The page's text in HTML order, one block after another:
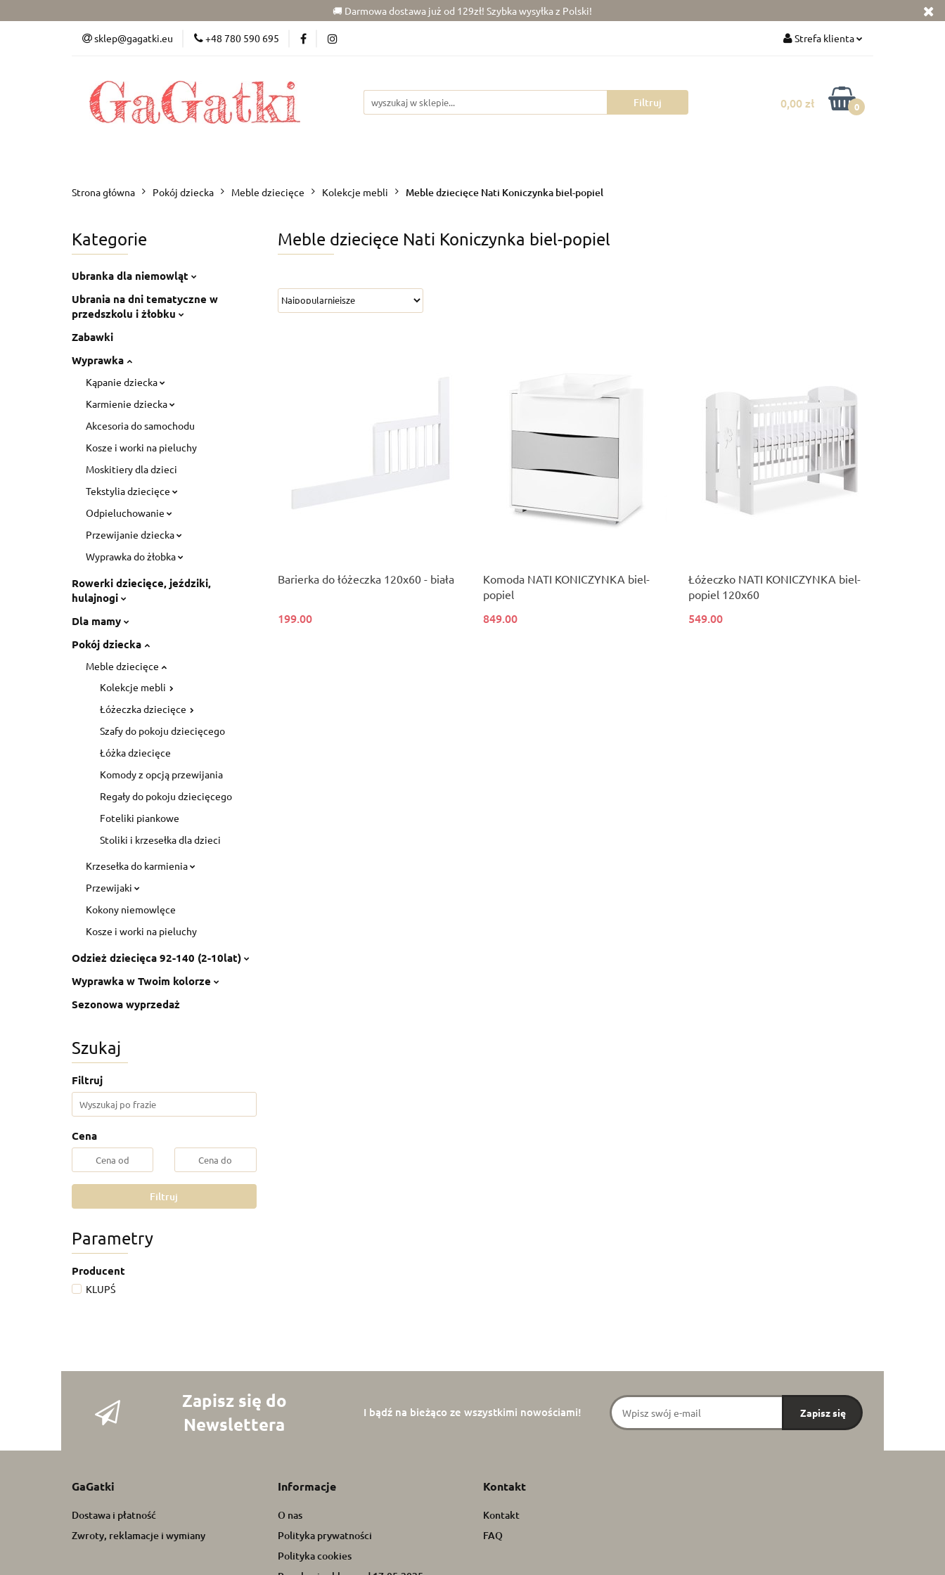
🚚 Darmowa dostawa już od 129zł! Szybka wysyłka z Polski!
sklep@gagatki.eu +48 780 590 695 Strefa klienta
Zarejestruj się
Dodaj zgłoszenie
0,00 zł 0
Dziewczynka (50-86) Chłopiec (50-86) Junior (92-140) Wyprawka Zabawki
Strona główna Pokój dziecka Meble dziecięce Kolekcje mebli Meble dziecięce Nati Koniczynka biel-popiel
Kategorie
Ubranka dla niemowląt
Ubrania na dni tematyczne w
przedszkolu i żłobku
Zabawki
Wyprawka
Kąpanie dziecka
Karmienie dziecka
Akcesoria do samochodu
Kosze i worki na pieluchy
Moskitiery dla dzieci
Tekstylia dziecięce
Odpieluchowanie
Przewijanie dziecka
Wyprawka do żłobka
Rowerki dziecięce, jeździki,
hulajnogi
Dla mamy
Pokój dziecka
Meble dziecięce
Kolekcje mebli
Łóżeczka dziecięce
Szafy do pokoju dziecięcego
Łóżka dziecięce
Komody z opcją przewijania
Regały do pokoju dziecięcego
Foteliki piankowe
Stoliki i krzesełka dla dzieci
Krzesełka do karmienia
Przewijaki
Kokony niemowlęce
Kosze i worki na pieluchy
Odzież dziecięca 92-140 (2-10lat)
Wyprawka w Twoim kolorze
Sezonowa wyprzedaż
Szukaj
Filtruj
Cena
Filtruj
Parametry
Producent
KLUPŚ
Meble dziecięce Nati Koniczynka biel-popiel
Barierka do łóżeczka 120x60 - biała
199.00
Komoda NATI KONICZYNKA biel-
popiel
849.00
Łóżeczko NATI KONICZYNKA biel-
popiel 120x60
549.00
Zapisz się do
Newslettera
I bądź na bieżąco ze wszystkimi nowościami!
GaGatki
Dostawa i płatność
Zwroty, reklamacje i wymiany
Informacje
O nas
Polityka prywatności
Polityka cookies
Kontakt
Kontakt
FAQ